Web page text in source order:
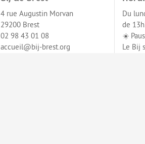
4 rue Augustin Morvan
29200 Brest
02 98 43 01 08
accueil@bij-brest.org
Du
de
☀️
Le Bij